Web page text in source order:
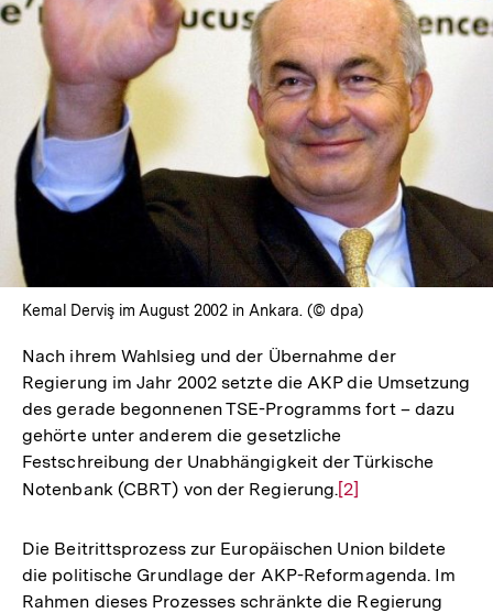
In
Lightbox
öffnen
Kemal Derviş im August 2002 in Ankara. (© dpa)
Nach ihrem Wahlsieg und der Übernahme der
Regierung im Jahr 2002 setzte die AKP die Umsetzung
des gerade begonnenen TSE-Programms fort – dazu
gehörte unter anderem die gesetzliche
Festschreibung der Unabhängigkeit der Türkische
Notenbank (CBRT) von der Regierung.Zur
der
Fußnote
[2]
Die Beitrittsprozess zur Europäischen Union bildete
die politische Grundlage der AKP-Reformagenda. Im
Rahmen dieses Prozesses schränkte die Regierung